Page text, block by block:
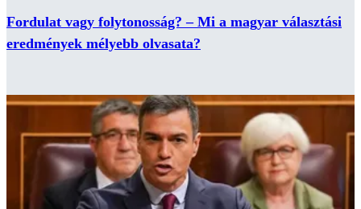
Fordulat vagy folytonosság? – Mi a magyar választási
eredmények mélyebb olvasata?